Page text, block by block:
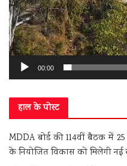
00:00
हाल के पोस्ट
MDDA बोर्ड की 114वीं बैठक में 25
के नियोजित विकास को मिलेगी नई